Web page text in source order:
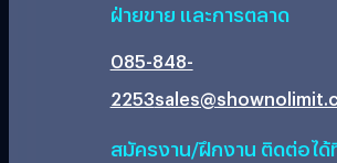
ฝ่ายขาย และการตลาด
085-848-
2253
สมัครงาน/ฝึกงาน ติดต่อได้